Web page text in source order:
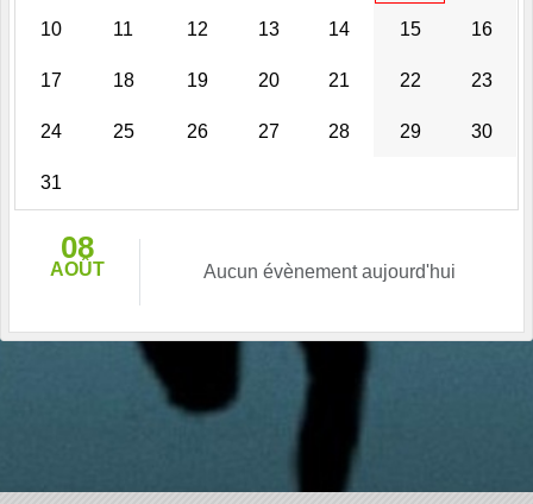
10 11 12 13 14 15 16
17 18 19 20 21 22 23
24 25 26 27 28 29 30
31
08
AOÛT Aucun évènement aujourd'hui